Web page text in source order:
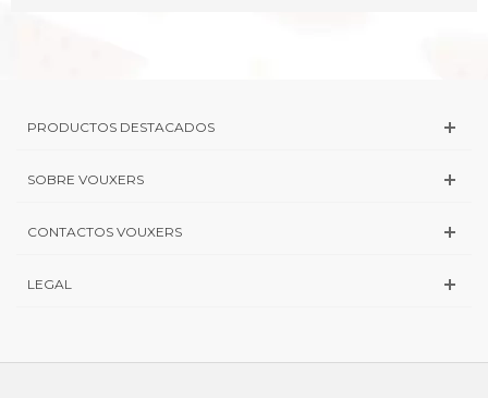
PRODUCTOS DESTACADOS
SOBRE VOUXERS
CONTACTOS VOUXERS
LEGAL